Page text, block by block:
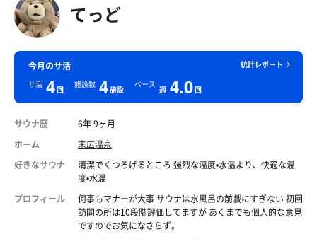
てっど
統計レポート
今月のサ活
サ活 4回
施設数 4施設
ペース
週 4.0回
サウナ歴
6年 9ヶ月
ホーム
末広温泉
好きなサウナ
清潔でくつろげるところ 強烈な温度•水温より、快適な温
度•水温
プロフィール
何事もマナーが大事 サウナは水風呂の前戯にすぎない 初回
訪問の所は10段階評価してますが あくまでも個人的な意見
ですのでお気になさらず。